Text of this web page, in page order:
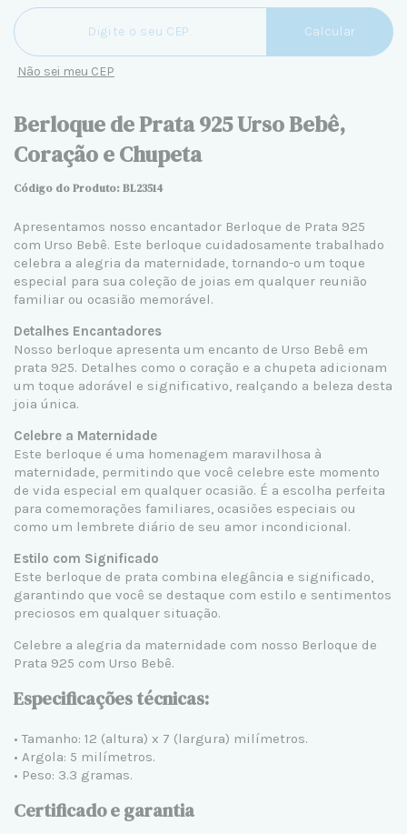
Entregas para o CEP:
Calcular
Não sei meu CEP
Berloque de Prata 925 Urso Bebê,
Coração e Chupeta
Código do Produto: BL23514
Apresentamos nosso encantador Berloque de Prata 925
com Urso Bebê. Este berloque cuidadosamente trabalhado
celebra a alegria da maternidade, tornando-o um toque
especial para sua coleção de joias em qualquer reunião
familiar ou ocasião memorável.
Detalhes Encantadores
Nosso berloque apresenta um encanto de Urso Bebê em
prata 925. Detalhes como o coração e a chupeta adicionam
um toque adorável e significativo, realçando a beleza desta
joia única.
Celebre a Maternidade
Este berloque é uma homenagem maravilhosa à
maternidade, permitindo que você celebre este momento
de vida especial em qualquer ocasião. É a escolha perfeita
para comemorações familiares, ocasiões especiais ou
como um lembrete diário de seu amor incondicional.
Estilo com Significado
Este berloque de prata combina elegância e significado,
garantindo que você se destaque com estilo e sentimentos
preciosos em qualquer situação.
Celebre a alegria da maternidade com nosso Berloque de
Prata 925 com Urso Bebê.
Especificações técnicas:
• Tamanho: 12 (altura) x 7 (largura) milímetros.
• Argola: 5 milímetros.
• Peso: 3.3 gramas.
Certificado e garantia